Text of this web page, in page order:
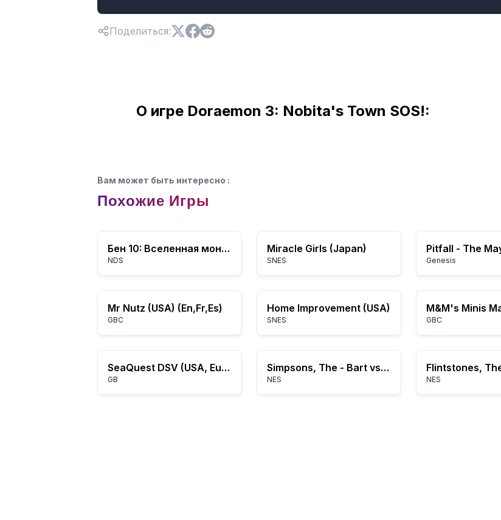
Поделиться:
О игре Doraemon 3: Nobita's Town SOS!:
Вам может быть интересно :
Похожие Игры
Бен 10: Вселенная монстров
NDS
Miracle Girls (Japan)
SNES Genesis
Mr Nutz (USA) (En,Fr,Es)
GBC
Home Improvement (USA)
SNES GBC
SeaQuest DSV (USA, Europe)
GB
Simpsons, The - Bart vs. the Space Mutants (USA)
NES NES